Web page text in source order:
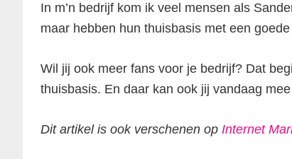
In m’n bedrijf kom ik veel mensen als
maar hebben hun thuisbasis met een
Wil jij ook meer fans voor je bedrijf? Dat
thuisbasis. En daar kan ook jij vandaag
Dit artikel is ook verschenen op Internet